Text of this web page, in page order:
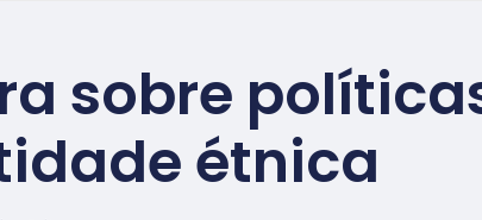
sobre
étnica